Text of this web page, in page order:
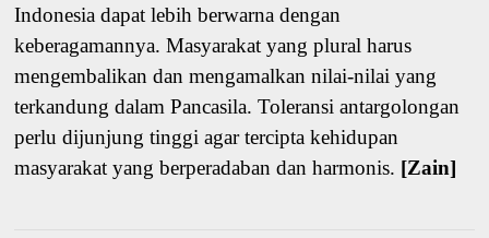
Indonesia dapat lebih berwarna dengan
keberagamannya. Masyarakat yang plural harus
mengembalikan dan mengamalkan nilai-nilai yang
terkandung dalam Pancasila. Toleransi antargolongan
perlu dijunjung tinggi agar tercipta kehidupan
masyarakat yang berperadaban dan harmonis. [Zain]